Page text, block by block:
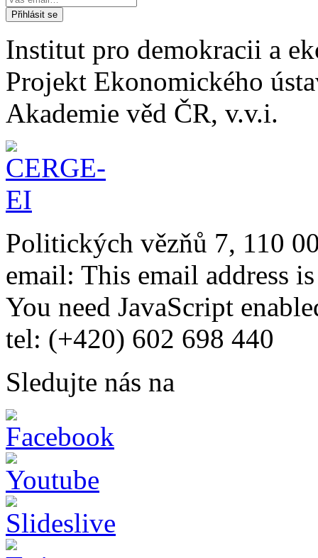
Institut pro demokracii a
Projekt Ekonomického
Akademie věd ČR, v.v.i.
Politických vězňů 7, 110
email: This email address
You need JavaScript
tel: (+420) 602 698 440
Sledujte nás na